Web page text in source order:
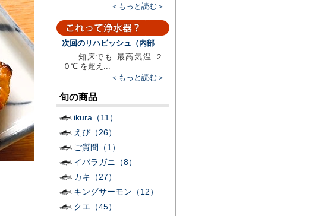
＜もっと読む＞
次回のリハビッシュ（内部
知床でも 最高気温 ２
０℃ を超え...
＜もっと読む＞
旬の商品
ikura（11）
えび（26）
ご質問（1）
イバラガニ（8）
カキ（27）
キングサーモン（12）
クエ（45）